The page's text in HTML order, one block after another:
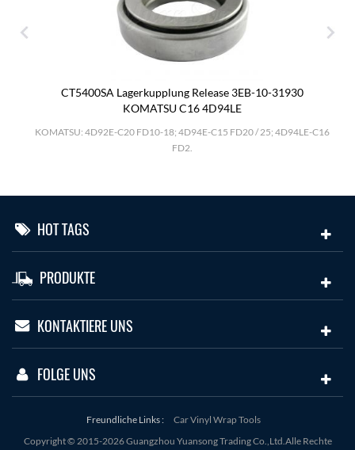
CT5400SA Lagerkupplung Release 3EB-10-31930
KOMATSU C16 4D94LE
KOMATSU: 4D92E-C20 FD10-18; 4D94E-C15 FD20 / 25; 4D94LE-C16
FD2.
HOT TAGS
PRODUKTE
KONTAKTIERE UNS
FOLGE UNS
Freundliche Links :
Car Vinyl Wrap Tools
Copyright © 2015-2026 Guangzhou Yuansong Trading Co.,Ltd.Alle Rechte